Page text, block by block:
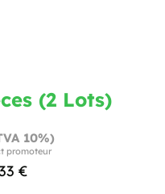
(2 Lots)
10%)
promoteur
€